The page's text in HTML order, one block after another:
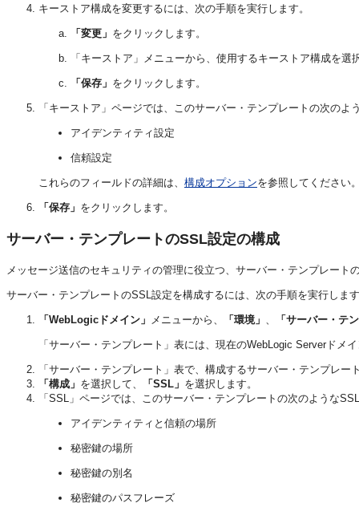
キーストア構成を変更するには、次の手順を実行します。
「変更」 をクリックします。
「キーストア」メニューから、使用するキーストア構成を選
「保存」 をクリックします。
「キーストア」ページでは、このサーバー・テンプレートの次の
アイデンティティ設定
信頼設定
これらのフィールドの詳細は、 構成オプションを参照してください
「保存」 をクリックします。
サーバー・テンプレートのSSL設定の構成
メッセージ送信のセキュリティの管理に役立つ、サーバー・テンプレー
サーバー・テンプレートのSSL設定を構成するには、次の手順を実行しま
「WebLogicドメイン」 メニューから、 「環境」 「サーバー・テ
「サーバー・テンプレート」表には、現在のWebLogic Serverド
「サーバー・テンプレート」表で、構成するサーバー・テンプレー
「構成」 を選択して、 「SSL」 を選択します。
「SSL」ページでは、このサーバー・テンプレートの次のような
アイデンティティと信頼の場所
秘密鍵の場所
秘密鍵の別名
秘密鍵のパスフレーズ